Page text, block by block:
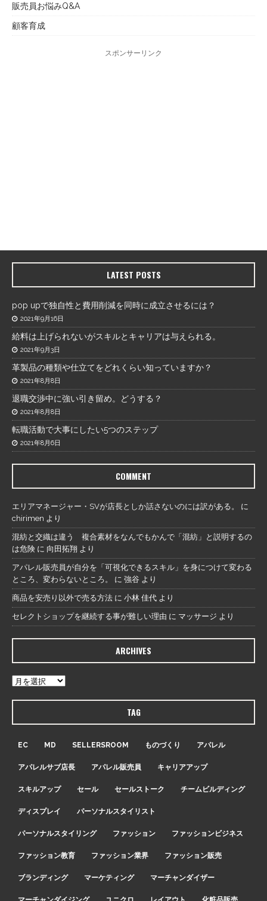
販売員お悩みQ&A
顧客育成
スポンサーリンク
LATEST POSTS
pop upで独自性と費用削減を同時に成立させるには？
2021年9月16日
給料は上げられないがスキルとキャリアは与えられる。
2021年9月3日
革製品の種類や仕立てをどれくらい知っていますか？
2021年8月8日
退職交渉中に強い引き留め。どうする？
2021年8月8日
転職活動で大事にしたい5つのステップ
2021年8月6日
COMMENT
エリアマネージャー・SVが店長としか話さないのには訳がある。
に
chirimen より
混紡と交織は違う 複合素材をなんでもかんで「混紡」と説明するの
は危険 に 向田拓翔 より
アパレル販売員が自分を「可視化できるスキル」を身につけて変わる
ところ、変わらないところ。
に 強谷 より
商品を安売り以外で売る方法 に 小林 佳代 より
セレクトショップを継続する事が難しい理由 に マッサージ より
ARCHIVES
TAG
EC MD SELLERSROOM ものづくり アパレル
アパレルサブ店長 アパレル販売員 キャリアアップ
スキルアップ セール セールストーク チームビルディング
ディスプレイ パーソナルスタイリスト
パーソナルスタイリング ファッション ファッションビジネス
ファッション教育 ファッション業界 ファッション販売
ブランディング マーケティング マーチャンダイザー